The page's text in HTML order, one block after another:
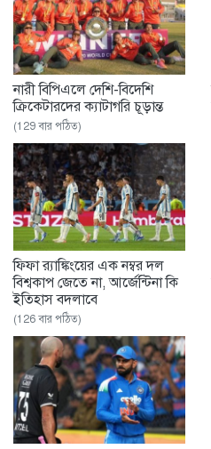
নারী বিপিএলে দেশি-বিদেশি
ক্রিকেটারদের ক্যাটাগরি চূড়ান্ত
(129 বার পঠিত)
ফিফা র‌্যাঙ্কিংয়ের এক নম্বর দল
বিশ্বকাপ জেতে না, আর্জেন্টিনা কি
ইতিহাস বদলাবে
(126 বার পঠিত)